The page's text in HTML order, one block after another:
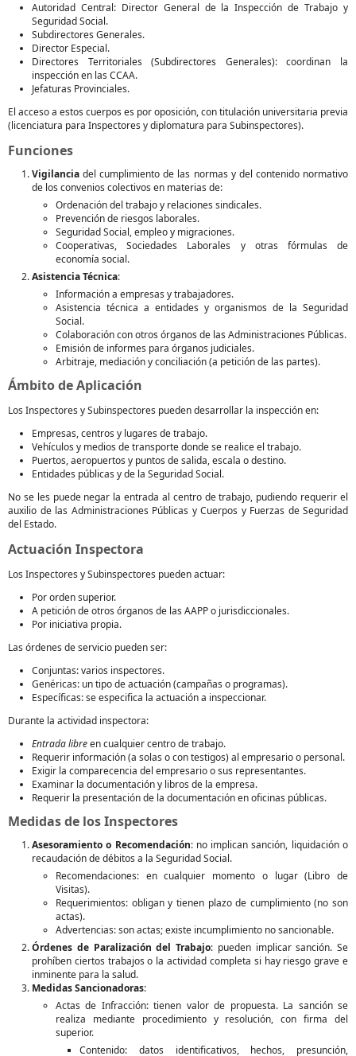
Autoridad Central: Director General de la Inspección de Trabajo y
Seguridad Social.
Subdirectores Generales.
Director Especial.
Directores Territoriales (Subdirectores Generales): coordinan la
inspección en las CCAA.
Jefaturas Provinciales.
El acceso a estos cuerpos es por oposición, con titulación universitaria previa
(licenciatura para Inspectores y diplomatura para Subinspectores).
Funciones
Vigilancia del cumplimiento de las normas y del contenido normativo
de los convenios colectivos en materias de:
Ordenación del trabajo y relaciones sindicales.
Prevención de riesgos laborales.
Seguridad Social, empleo y migraciones.
Cooperativas, Sociedades Laborales y otras fórmulas de
economía social.
Asistencia Técnica:
Información a empresas y trabajadores.
Asistencia técnica a entidades y organismos de la Seguridad
Social.
Colaboración con otros órganos de las Administraciones Públicas.
Emisión de informes para órganos judiciales.
Arbitraje, mediación y conciliación (a petición de las partes).
Ámbito de Aplicación
Los Inspectores y Subinspectores pueden desarrollar la inspección en:
Empresas, centros y lugares de trabajo.
Vehículos y medios de transporte donde se realice el trabajo.
Puertos, aeropuertos y puntos de salida, escala o destino.
Entidades públicas y de la Seguridad Social.
No se les puede negar la entrada al centro de trabajo, pudiendo requerir el
auxilio de las Administraciones Públicas y Cuerpos y Fuerzas de Seguridad
del Estado.
Actuación Inspectora
Los Inspectores y Subinspectores pueden actuar:
Por orden superior.
A petición de otros órganos de las AAPP o jurisdiccionales.
Por iniciativa propia.
Las órdenes de servicio pueden ser:
Conjuntas: varios inspectores.
Genéricas: un tipo de actuación (campañas o programas).
Específicas: se especifica la actuación a inspeccionar.
Durante la actividad inspectora:
Entrada libreen cualquier centro de trabajo.
Requerir información (a solas o con testigos) al empresario o personal.
Exigir la comparecencia del empresario o sus representantes.
Examinar la documentación y libros de la empresa.
Requerir la presentación de la documentación en oficinas públicas.
Medidas de los Inspectores
Asesoramiento o Recomendación: no implican sanción, liquidación o
recaudación de débitos a la Seguridad Social.
Recomendaciones: en cualquier momento o lugar (Libro de
Visitas).
Requerimientos: obligan y tienen plazo de cumplimiento (no son
actas).
Advertencias: son actas; existe incumplimiento no sancionable.
Órdenes de Paralización del Trabajo: pueden implicar sanción. Se
prohíben ciertos trabajos o la actividad completa si hay riesgo grave e
inminente para la salud.
Medidas Sancionadoras:
Actas de Infracción: tienen valor de propuesta. La sanción se
realiza mediante procedimiento y resolución, con firma del
superior.
Contenido: datos identificativos, hechos, presunción,